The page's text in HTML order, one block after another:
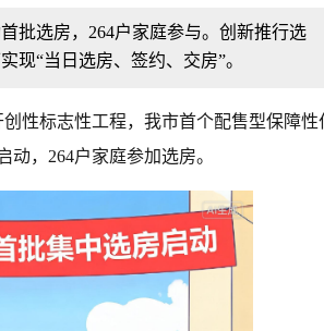
批选房，264户家庭参与。创新推行选
现“当日选房、签约、交房”。
性标志性工程，我市首个配售型保障性
，264户家庭参加选房。